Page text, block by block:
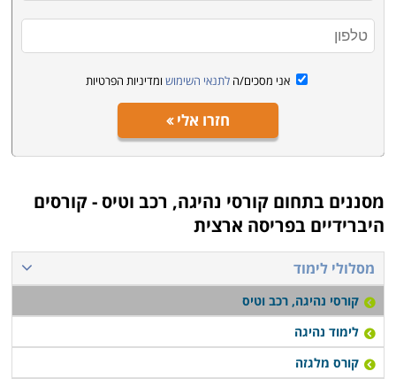
תחת פיקוח של משרד התחבורה ומשרד התמ"ת יוכלו
להציע הכנה לקבלת רישיון מתאים.
אני מסכים/ה לתנאי השימוש ומדיניות הפרטיות
חזרו אלי
מסננים בתחום קורסי נהיגה, רכב וטיס - קורסים
היברידיים בפריסה ארצית
מסלולי לימוד
קורסי נהיגה, רכב וטיס
לימוד נהיגה
קורס מלגזה